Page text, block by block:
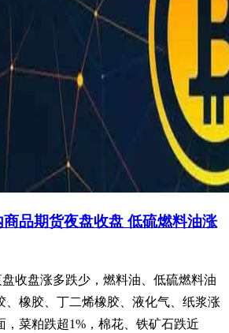
商品期货夜盘收盘 低硫燃料油涨
收盘涨多跌少，燃料油、低硫燃料油
、橡胶、丁二烯橡胶、液化气、纸浆涨
，菜粕跌超1%，棉花、铁矿石跌近